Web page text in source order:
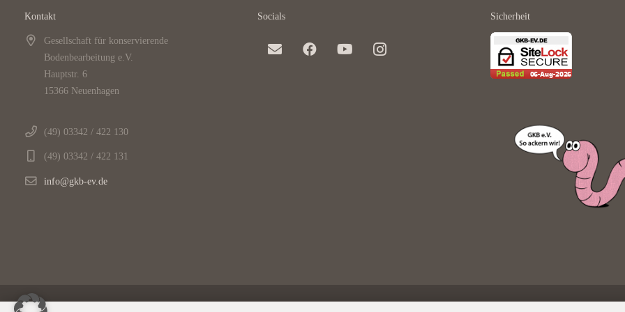
Kontakt
Gesellschaft für konservierende
Bodenbearbeitung e.V.
Hauptstr. 6
15366 Neuenhagen
(49) 03342 / 422 130
(49) 03342 / 422 131
info@gkb-ev.de
Socials Sicherheit